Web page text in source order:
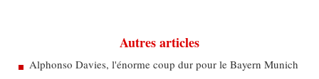
Autres articles
Alphonso Davies, l'énorme coup dur pour le Bayern Munich